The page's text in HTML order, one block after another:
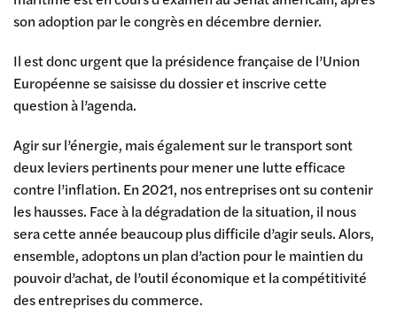
son adoption par le congrès en décembre dernier.
Il est donc urgent que la présidence française de l’Union
Européenne se saisisse du dossier et inscrive cette
question à l’agenda.
Agir sur l’énergie, mais également sur le transport sont
deux leviers pertinents pour mener une lutte efficace
contre l’inflation. En 2021, nos entreprises ont su contenir
les hausses. Face à la dégradation de la situation, il nous
sera cette année beaucoup plus difficile d’agir seuls. Alors,
ensemble, adoptons un plan d’action pour le maintien du
pouvoir d’achat, de l’outil économique et la compétitivité
des entreprises du commerce.